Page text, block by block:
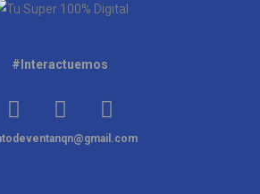
#Interactuemos